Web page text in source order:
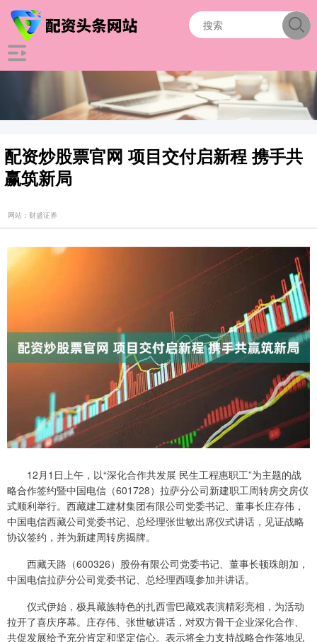
配资炒股票官网 项目交付启新程 携手共
赢筑新局
网站：财盛证券
12月1日上午，以“深化合作共发展 民生工程惠职工”为主题的战
略合作签约暨中国电信（601728）拉萨分公司新建职工周转房交房仪
式顺利举行。西藏建工建材集团有限公司党委书记、董事长庄存伟，
中国电信西藏公司党委书记、总经理张世敏出席仪式讲话，见证战略
协议签约，并为新建周转房揭牌。
西藏天路（600326）股份有限公司党委书记、董事长顿珠朗加，
中国电信拉萨分公司党委书记、总经理西嘎参加并讲话。
仪式伊始，极具藏族特色的扎西雪巴藏戏表演精彩亮相，为活动
拉开了喜庆序幕。庄存伟、张世敏讲话，对双方骨干企业深化合作、
共促发展给予充分肯定和坚定信心。表示将全力支持战略合作落地见